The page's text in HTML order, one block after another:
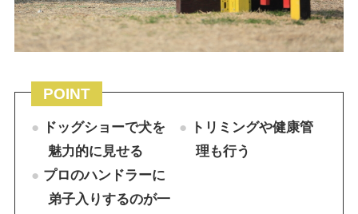
POINT
ドッグショーで犬を
魅力的に見せる
トリミングや健康管
理も行う
プロのハンドラーに
弟子入りするのが一